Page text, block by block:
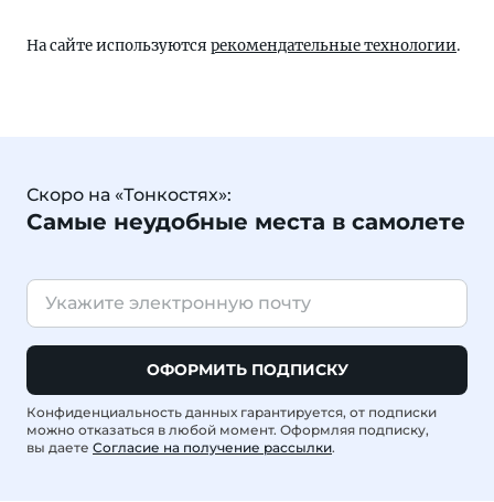
На сайте используются рекомендательные технологии.
Скоро на «Тонкостях»:
Самые неудобные места в самолете
ОФОРМИТЬ ПОДПИСКУ
Конфиденциальность данных гарантируется, от подписки
можно отказаться в любой момент. Оформляя подписку,
вы даете Согласие на получение рассылки.